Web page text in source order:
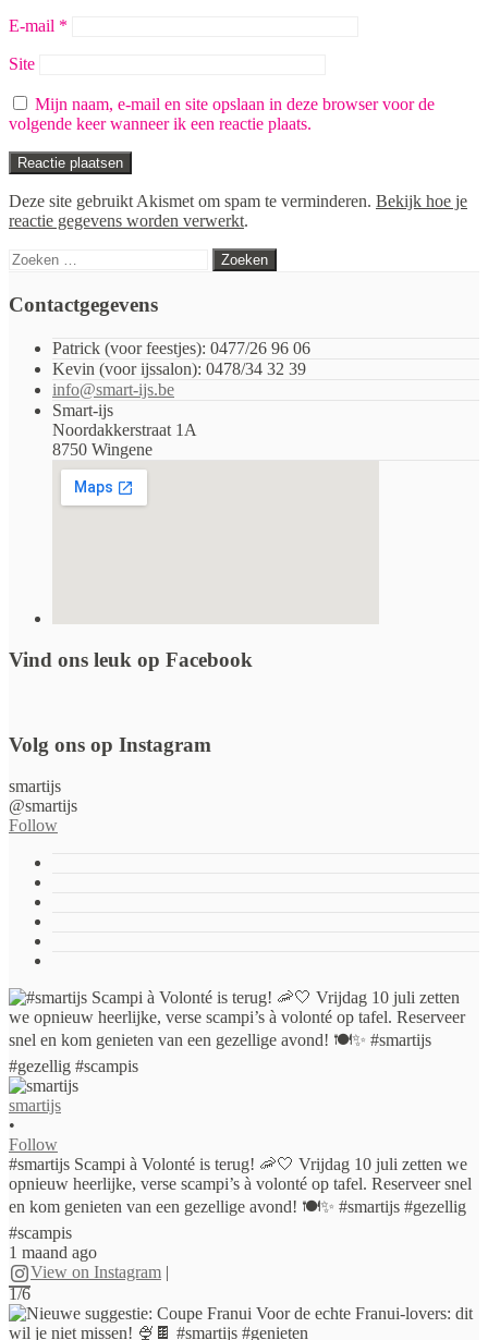
E-mail *
Site
Mijn naam, e-mail en site opslaan in deze browser voor de
volgende keer wanneer ik een reactie plaats.
Deze site gebruikt Akismet om spam te verminderen. Bekijk hoe je
reactie gegevens worden verwerkt.
Zoeken
Contactgegevens
Patrick (voor feestjes): 0477/26 96 06
Kevin (voor ijssalon): 0478/34 32 39
info@smart-ijs.be
Smart-ijs
Noordakkerstraat 1A
8750 Wingene
Vind ons leuk op Facebook
Volg ons op Instagram
smartijs
@smartijs
Follow
smartijs
•
Follow
#smartijs Scampi à Volonté is terug! 🦐🤍 Vrijdag 10 juli zetten we
opnieuw heerlijke, verse scampi’s à volonté op tafel. Reserveer snel
en kom genieten van een gezellige avond! 🍽️✨ #smartijs #gezellig
#scampis
1 maand ago
View on Instagram |
1/6